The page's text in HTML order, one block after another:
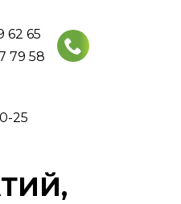
62 65
79 58
25